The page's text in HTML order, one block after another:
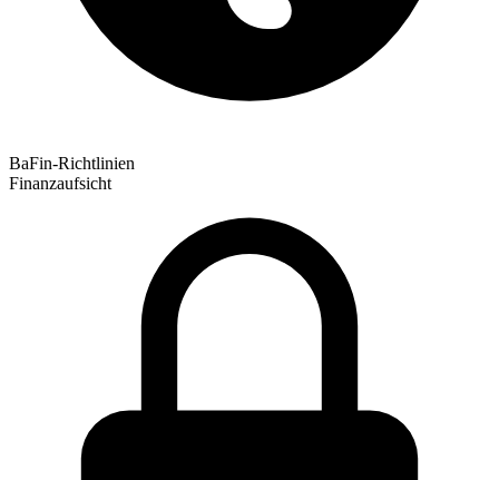
BaFin-Richtlinien
Finanzaufsicht